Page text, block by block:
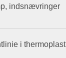
indsnævringer
i thermoplast